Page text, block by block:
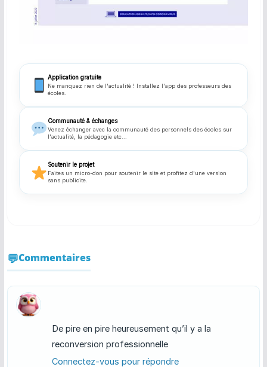
Application gratuite
Ne manquez rien de l'actualité ! Installez l'app des professeurs des
écoles.
Communauté & échanges
Venez échanger avec la communauté des personnels des écoles sur
l'actualité, la pédagogie etc...
Soutenir le projet
Faites un micro-don pour soutenir le site et profitez d'une version
sans publicite.
Commentaires
De pire en pire heureusement qu’il y a la
reconversion professionnelle
Connectez-vous pour répondre